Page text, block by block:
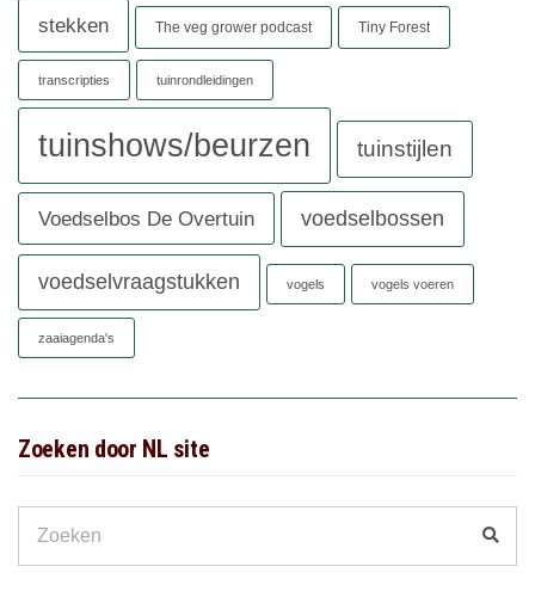
stekken The veg grower podcast Tiny Forest
transcripties tuinrondleidingen
tuinshows/beurzen tuinstijlen
Voedselbos De Overtuin voedselbossen
voedselvraagstukken vogels vogels voeren
zaaiagenda's
Zoeken door NL site
for: